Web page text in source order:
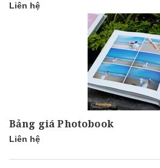
Liên hệ
Bảng giá Photobook
Liên hệ